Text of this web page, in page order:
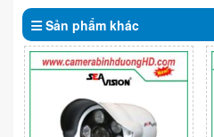
Sản phẩm khác